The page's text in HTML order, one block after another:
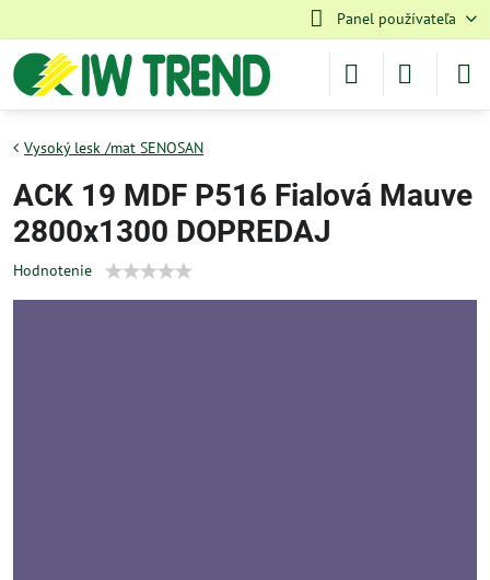
Panel používateľa
Vysoký lesk /mat SENOSAN
ACK 19 MDF P516 Fialová Mauve
2800x1300 DOPREDAJ
Hodnotenie